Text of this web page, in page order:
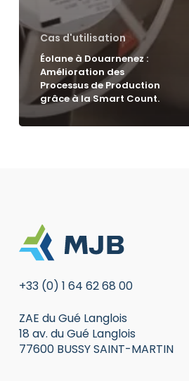
Cas d'utilisation
Éolane à Douarnenez :
Amélioration des
Processus de Production
grâce à la Smart Count.
+33 (0) 1 64 62 68 00
ZAE du Gué Langlois
18 av. du Gué Langlois
77600 BUSSY SAINT-MARTIN